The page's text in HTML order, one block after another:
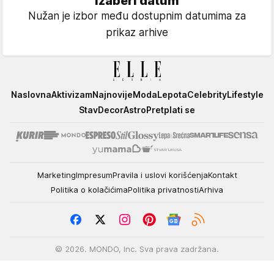
Nužan je izbor među dostupnim datumima za
prikaz arhive
Elle
NaslovnaAktivizamNajnovijeModaLepotaCelebrityLifestyle
StavDecorAstroPretplati se
MarketingImpresumPravila i uslovi korišćenjaKontakt
Politika o kolačićimaPolitika privatnostiArhiva
© 2026. MONDO, Inc. Sva prava zadržana.